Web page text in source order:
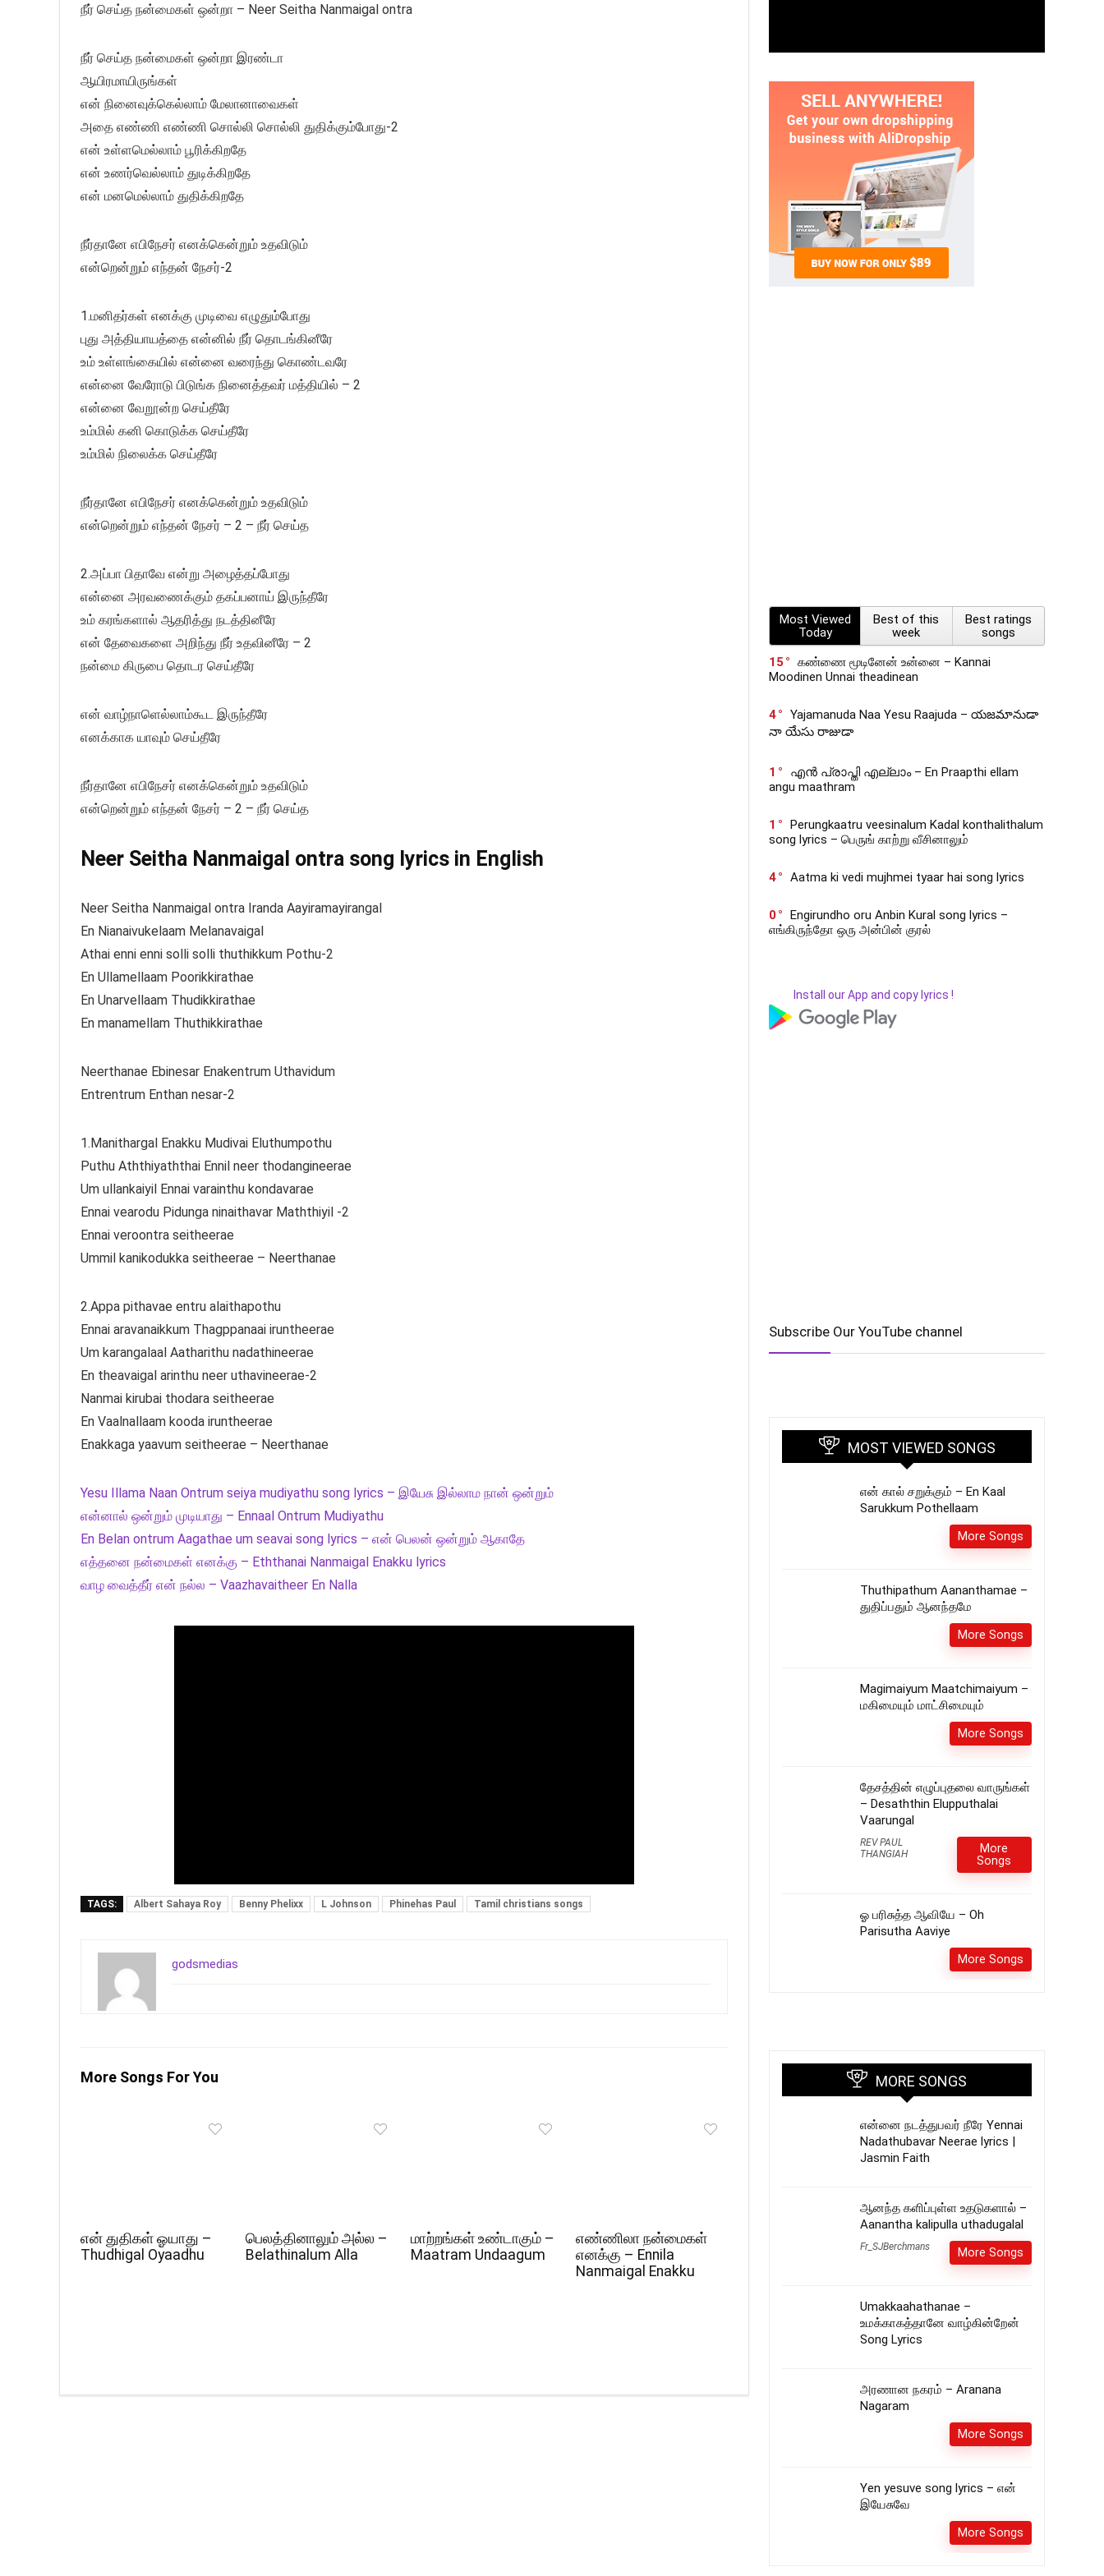
நீர் செய்த நன்மைகள் ஒன்றா – Neer Seitha Nanmaigal ontra
நீர் செய்த நன்மைகள் ஒன்றா இரண்டா
ஆயிரமாயிருங்கள்
என் நினைவுக்கெல்லாம் மேலானாவைகள்
அதை எண்ணி எண்ணி சொல்லி சொல்லி துதிக்கும்போது-2
என் உள்ளமெல்லாம் பூரிக்கிறதே
என் உணர்வெல்லாம் துடிக்கிறதே
என் மனமெல்லாம் துதிக்கிறதே
நீர்தானே எபிநேசர் எனக்கென்றும் உதவிடும்
என்றென்றும் எந்தன் நேசர்-2
1.மனிதர்கள் எனக்கு முடிவை எழுதும்போது
புது அத்தியாயத்தை என்னில் நீர் தொடங்கினீரே
உம் உள்ளங்கையில் என்னை வரைந்து கொண்டவரே
என்னை வேரோடு பிடுங்க நினைத்தவர் மத்தியில் – 2
என்னை வேறூன்ற செய்தீரே
உம்மில் கனி கொடுக்க செய்தீரே
உம்மில் நிலைக்க செய்தீரே
நீர்தானே எபிநேசர் எனக்கென்றும் உதவிடும்
என்றென்றும் எந்தன் நேசர் – 2 – நீர் செய்த
2.அப்பா பிதாவே என்று அழைத்தப்போது
என்னை அரவணைக்கும் தகப்பனாய் இருந்தீரே
உம் கரங்களால் ஆதரித்து நடத்தினீரே
என் தேவைகளை அறிந்து நீர் உதவினீரே – 2
நன்மை கிருபை தொடர செய்தீரே
என் வாழ்நாளெல்லாம்கூட இருந்தீரே
எனக்காக யாவும் செய்தீரே
நீர்தானே எபிநேசர் எனக்கென்றும் உதவிடும்
என்றென்றும் எந்தன் நேசர் – 2 – நீர் செய்த
Neer Seitha Nanmaigal ontra song lyrics in English
Neer Seitha Nanmaigal ontra Iranda Aayiramayirangal
En Nianaivukelaam Melanavaigal
Athai enni enni solli solli thuthikkum Pothu-2
En Ullamellaam Poorikkirathae
En Unarvellaam Thudikkirathae
En manamellam Thuthikkirathae
Neerthanae Ebinesar Enakentrum Uthavidum
Entrentrum Enthan nesar-2
1.Manithargal Enakku Mudivai Eluthumpothu
Puthu Aththiyaththai Ennil neer thodangineerae
Um ullankaiyil Ennai varainthu kondavarae
Ennai vearodu Pidunga ninaithavar Maththiyil -2
Ennai veroontra seitheerae
Ummil kanikodukka seitheerae – Neerthanae
2.Appa pithavae entru alaithapothu
Ennai aravanaikkum Thagppanaai iruntheerae
Um karangalaal Aatharithu nadathineerae
En theavaigal arinthu neer uthavineerae-2
Nanmai kirubai thodara seitheerae
En Vaalnallaam kooda iruntheerae
Enakkaga yaavum seitheerae – Neerthanae
Yesu Illama Naan Ontrum seiya mudiyathu song lyrics – இயேசு இல்லாம நான் ஒன்றும்
என்னால் ஒன்றும் முடியாது – Ennaal Ontrum Mudiyathu
En Belan ontrum Aagathae um seavai song lyrics – என் பெலன் ஒன்றும் ஆகாதே
எத்தனை நன்மைகள் எனக்கு – Eththanai Nanmaigal Enakku lyrics
வாழ வைத்தீர் என் நல்ல – Vaazhavaitheer En Nalla
TAGS: Albert Sahaya Roy Benny Phelixx L Johnson Phinehas Paul Tamil christians songs
godsmedias
More Songs For You
என் துதிகள் ஓயாது –
Thudhigal Oyaadhu
பெலத்தினாலும் அல்ல –
Belathinalum Alla
மாற்றங்கள் உண்டாகும் –
Maatram Undaagum
எண்ணிலா நன்மைகள்
எனக்கு – Ennila
Nanmaigal Enakku
Most Viewed
Today
Best of this
week
Best ratings
songs
15
கண்ணை மூடினேன் உன்னை – Kannai
Moodinen Unnai theadinean
4
Yajamanuda Naa Yesu Raajuda – యజమానుడా
నా యేసు రాజుడా
1
എൻ പ്രാപ്തി എല്ലാം – En Praapthi ellam
angu maathram
1
Perungkaatru veesinalum Kadal konthalithalum
song lyrics – பெருங் காற்று வீசினாலும்
4 Aatma ki vedi mujhmei tyaar hai song lyrics
0
Engirundho oru Anbin Kural song lyrics –
எங்கிருந்தோ ஒரு அன்பின் குரல்
Install our App and copy lyrics !
Subscribe Our YouTube channel
MOST VIEWED SONGS
என் கால் சறுக்கும் – En Kaal
Sarukkum Pothellaam
More Songs
Thuthipathum Aananthamae –
துதிப்பதும் ஆனந்தமே
More Songs
Magimaiyum Maatchimaiyum –
மகிமையும் மாட்சிமையும்
More Songs
தேசத்தின் எழுப்புதலை வாருங்கள்
– Desaththin Elupputhalai
Vaarungal
REV PAUL
THANGIAH
More
Songs
ஓ பரிசுத்த ஆவியே – Oh
Parisutha Aaviye
More Songs
MORE SONGS
என்னை நடத்துபவர் நீரே Yennai
Nadathubavar Neerae lyrics |
Jasmin Faith
ஆனந்த களிப்புள்ள உதடுகளால் –
Aanantha kalipulla uthadugalal
Fr_SJBerchmans More Songs
Umakkaahathanae –
உமக்காகத்தானே வாழ்கின்றேன்
Song Lyrics
அரணான நகரம் – Aranana
Nagaram
More Songs
Yen yesuve song lyrics – என்
இயேசுவே
More Songs